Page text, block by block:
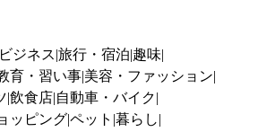
ビジネス 旅行・宿泊 趣味
育・習い事 美容・ファッション
飲食店 自動車・バイク
ッピングペット 暮らし